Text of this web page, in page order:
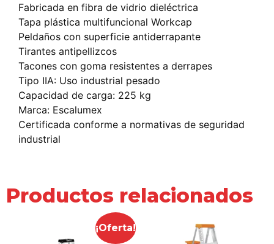
Fabricada en fibra de vidrio dieléctrica
Tapa plástica multifuncional Workcap
Peldaños con superficie antiderrapante
Tirantes antipellizcos
Tacones con goma resistentes a derrapes
Tipo IIA: Uso industrial pesado
Capacidad de carga: 225 kg
Marca: Escalumex
Certificada conforme a normativas de seguridad
industrial
Productos relacionados
¡Oferta!